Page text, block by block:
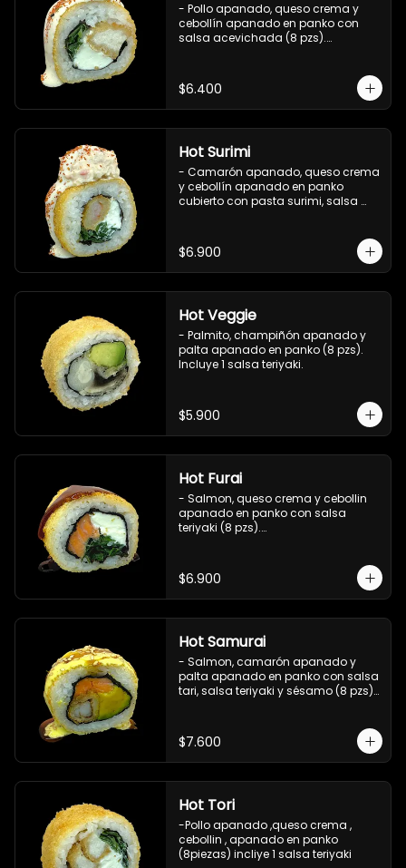
- Pollo apanado, queso crema y
cebollín apanado en panko con
salsa acevichada (8 pzs).
$6.400
Hot Surimi
- Camarón apanado, queso crema
y cebollín apanado en panko
cubierto con pasta surimi, salsa
$6.900
Hot Veggie
- Palmito, champiñón apanado y
palta apanado en panko (8 pzs).
Incluye 1 salsa teriyaki.
$5.900
Hot Furai
- Salmon, queso crema y cebollin
apanado en panko con salsa
teriyaki (8 pzs).
$6.900
Hot Samurai
- Salmon, camarón apanado y
palta apanado en panko con salsa
tari, salsa teriyaki y sésamo (8 pzs).
$7.600
Hot Tori
-Pollo apanado ,queso crema ,
cebollin , apanado en panko
(8piezas) incliye 1 salsa teriyaki